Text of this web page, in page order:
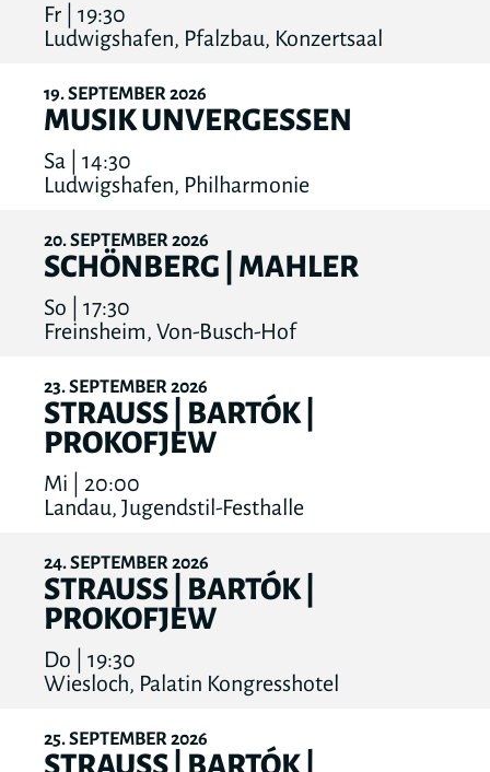
Fr | 19:30
Ludwigshafen, Pfalzbau, Konzertsaal
19 SEPTEMBER2026
MUSIK UNVERGESSEN
Sa | 14:30
Ludwigshafen, Philharmonie
20 SEPTEMBER2026
SCHÖNBERG | MAHLER
So | 17:30
Freinsheim, Von-Busch-Hof
23 SEPTEMBER2026
STRAUSS | BARTÓK |
PROKOFJEW
Mi | 20:00
Landau, Jugendstil-Festhalle
24 SEPTEMBER2026
STRAUSS | BARTÓK |
PROKOFJEW
Do | 19:30
Wiesloch, Palatin Kongresshotel
25 SEPTEMBER2026
STRAUSS | BARTÓK |